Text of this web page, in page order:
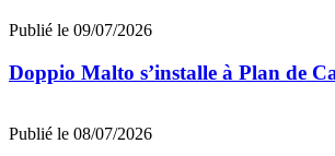
Publié le 09/07/2026
Doppio Malto s’installe à Plan de
Publié le 08/07/2026